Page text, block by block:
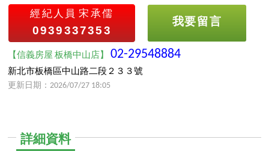
經紀人員 宋承儒
0939337353
我要留言
【信義房屋 板橋中山店】02-29548884
新北市板橋區中山路二段２３３號
更新日期：2026/07/27 18:05
詳細資料